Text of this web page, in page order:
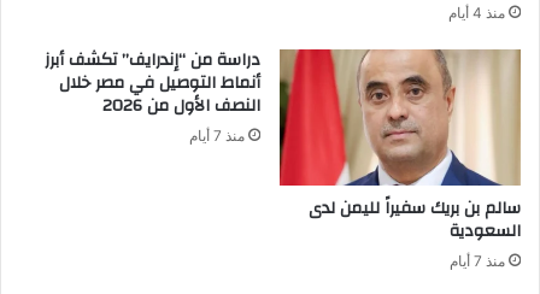
منذ 4 أيام
سالم بن بريك سفيراً لليمن لدى
السعودية
منذ 7 أيام
دراسة من “إندرايف” تكشف أبرز
أنماط التوصيل في مصر خلال
النصف الأول من 2026
منذ 7 أيام